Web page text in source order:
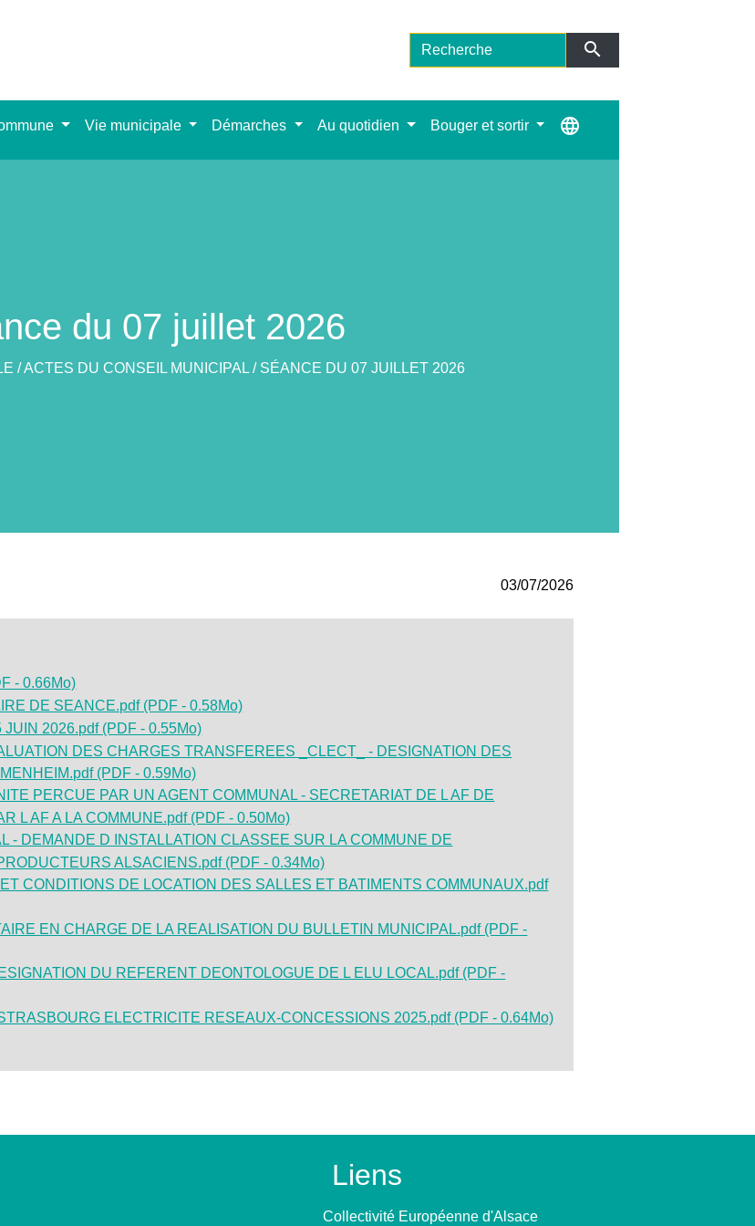
search
Vie municipale Démarches Au quotidien Bouger et sortir language
du 07 juillet 2026
/ACTES DU CONSEIL MUNICIPAL / SÉANCE DU 07 JUILLET 2026
03/07/2026
- 0.66Mo)
DE SEANCE.pdf (PDF - 0.58Mo)
2026.pdf (PDF - 0.55Mo)
DES CHARGES TRANSFEREES _CLECT_ - DESIGNATION DES
(PDF - 0.59Mo)
PERCUE PAR UN AGENT COMMUNAL - SECRETARIAT DE L AF DE
L AF A LA COMMUNE.pdf (PDF - 0.50Mo)
- DEMANDE D INSTALLATION CLASSEE SUR LA COMMUNE DE
ALSACIENS.pdf (PDF - 0.34Mo)
CONDITIONS DE LOCATION DES SALLES ET BATIMENTS COMMUNAUX.pdf
EN CHARGE DE LA REALISATION DU BULLETIN MUNICIPAL.pdf (PDF -
DU REFERENT DEONTOLOGUE DE L ELU LOCAL.pdf (PDF -
ELECTRICITE RESEAUX-CONCESSIONS 2025.pdf (PDF - 0.64Mo)
Liens
Collectivité Européenne d'Alsace